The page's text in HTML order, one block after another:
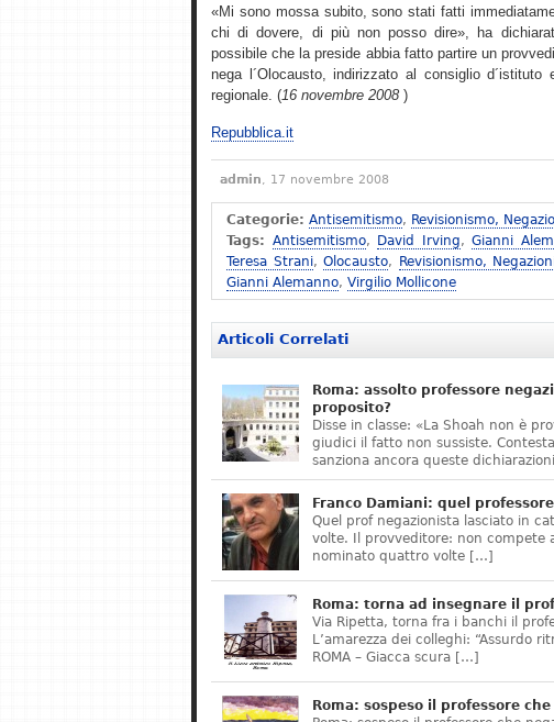
«Mi sono mossa subito, sono stati fatti
chi di dovere, di più non posso dire», ha
possibile che la preside abbia fatto partire un
nega l´Olocausto, indirizzato al consiglio
regionale. (16 novembre 2008 )
Repubblica.it
admin, 17 novembre 2008
Categorie: Antisemitismo, Revisionismo,
Tags: Antisemitismo, David Irving,Gianni
Teresa Strani, Olocausto, Revisionismo,
Gianni Alemanno, Virgilio Mollicone
Articoli Correlati
Roma: assolto professore
proposito?
Disse in classe: «La Shoah non è
giudici il fatto non sussiste.
sanziona ancora queste
Franco Damiani: quel
Quel prof negazionista lasciato in
volte. Il provveditore: non compete
nominato quattro volte […]
Roma: torna ad insegnare il
Via Ripetta, torna fra i banchi il
L’amarezza dei colleghi: “Assurdo
ROMA – Giacca scura […]
Roma: sospeso il professore